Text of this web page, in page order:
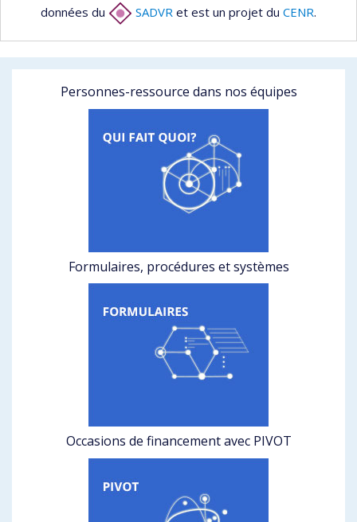
données du
SADVR et est un projet du CENR.
Personnes-ressource dans nos équipes
Formulaires, procédures et systèmes
Occasions de financement avec PIVOT